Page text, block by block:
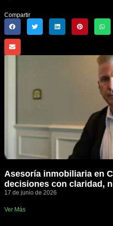
Compartir
Asesoría inmobiliaria en
decisiones con claridad,
17 de junio de 2026
Ver Más